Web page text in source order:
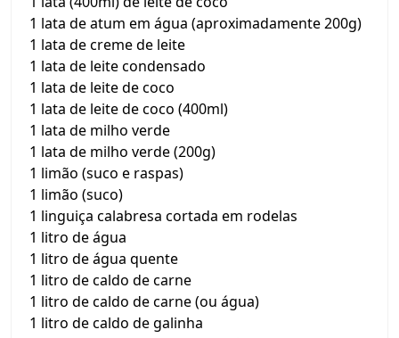
1 lata de atum em água (aproximadamente 200g)
1 lata de creme de leite
1 lata de leite condensado
1 lata de leite de coco
1 lata de leite de coco (400ml)
1 lata de milho verde
1 lata de milho verde (200g)
1 limão (suco e raspas)
1 limão (suco)
1 linguiça calabresa cortada em rodelas
1 litro de água
1 litro de água quente
1 litro de caldo de carne
1 litro de caldo de carne (ou água)
1 litro de caldo de galinha